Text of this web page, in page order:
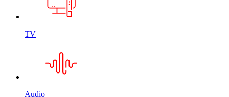
TV
Audio